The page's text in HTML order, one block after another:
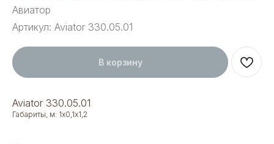
Авиатор
Артикул: Aviator 330.05.01
В корзину
Aviator 330.05.01
Габариты, м: 1х0,1х1,2